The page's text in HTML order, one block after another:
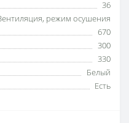
36
, режим осушения
670
300
330
Белый
Есть